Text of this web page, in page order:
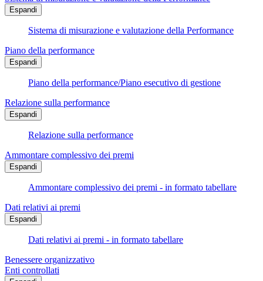
Espandi
Sistema di misurazione e valutazione della Performance
Piano della performance
Espandi
Piano della performance/Piano esecutivo di gestione
Relazione sulla performance
Espandi
Relazione sulla performance
Ammontare complessivo dei premi
Espandi
Ammontare complessivo dei premi - in formato tabellare
Dati relativi ai premi
Espandi
Dati relativi ai premi - in formato tabellare
Benessere organizzativo
Enti controllati